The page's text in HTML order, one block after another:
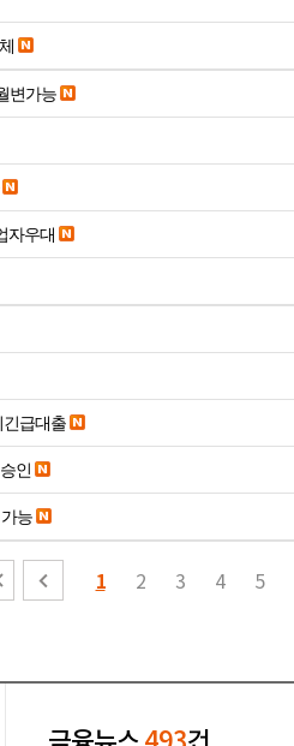
변가능
분 당일입금 수수료x 사업자우대
급대출
인
능
1 2 3 4 5